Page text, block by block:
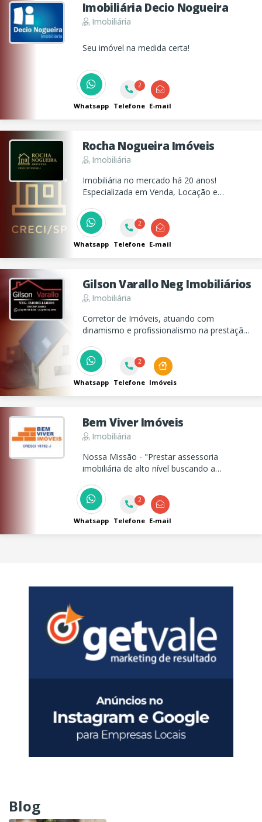
Imobiliária Decio Nogueira
Imobiliária
Seu imóvel na medida certa!
Whatsapp
2
Telefone E-mail
Rocha Nogueira Imóveis
Imobiliária
Imobiliária no mercado há 20 anos!
Especializada em Venda, Locação e
ética e transparência, visando a melhor
experiência para nossos clientes!
Whatsapp
2
Telefone E-mail
Gilson Varallo Neg Imobiliários
Imobiliária
Corretor de Imóveis, atuando com
dinamismo e profissionalismo na prestação
locação de casas, apartamentos e terrenos.
Whatsapp
2
Telefone Imóveis
Bem Viver Imóveis
Imobiliária
Nossa Missão - "Prestar assessoria
imobiliária de alto nível buscando a
Whatsapp
2
Telefone E-mail
Blog